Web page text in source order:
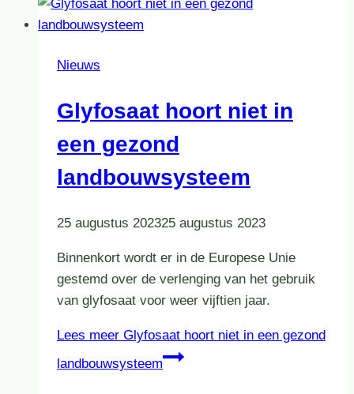
Nieuws
Glyfosaat hoort niet in
een gezond
landbouwsysteem
25 augustus 202325 augustus 2023
Binnenkort wordt er in de Europese Unie
gestemd over de verlenging van het gebruik
van glyfosaat voor weer vijftien jaar.
Lees meer Glyfosaat hoort niet in een gezond
landbouwsysteem